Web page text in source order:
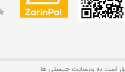
است به وبسایت چیستی ها